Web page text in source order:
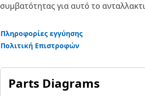
συμβατότητας για αυτό το
Πληροφορίες εγγύησης
Πολιτική Επιστροφών
Parts Diagrams